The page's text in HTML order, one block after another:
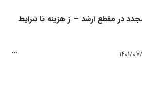
در مقطع ارشد – از هزینه تا شرایط
1401/